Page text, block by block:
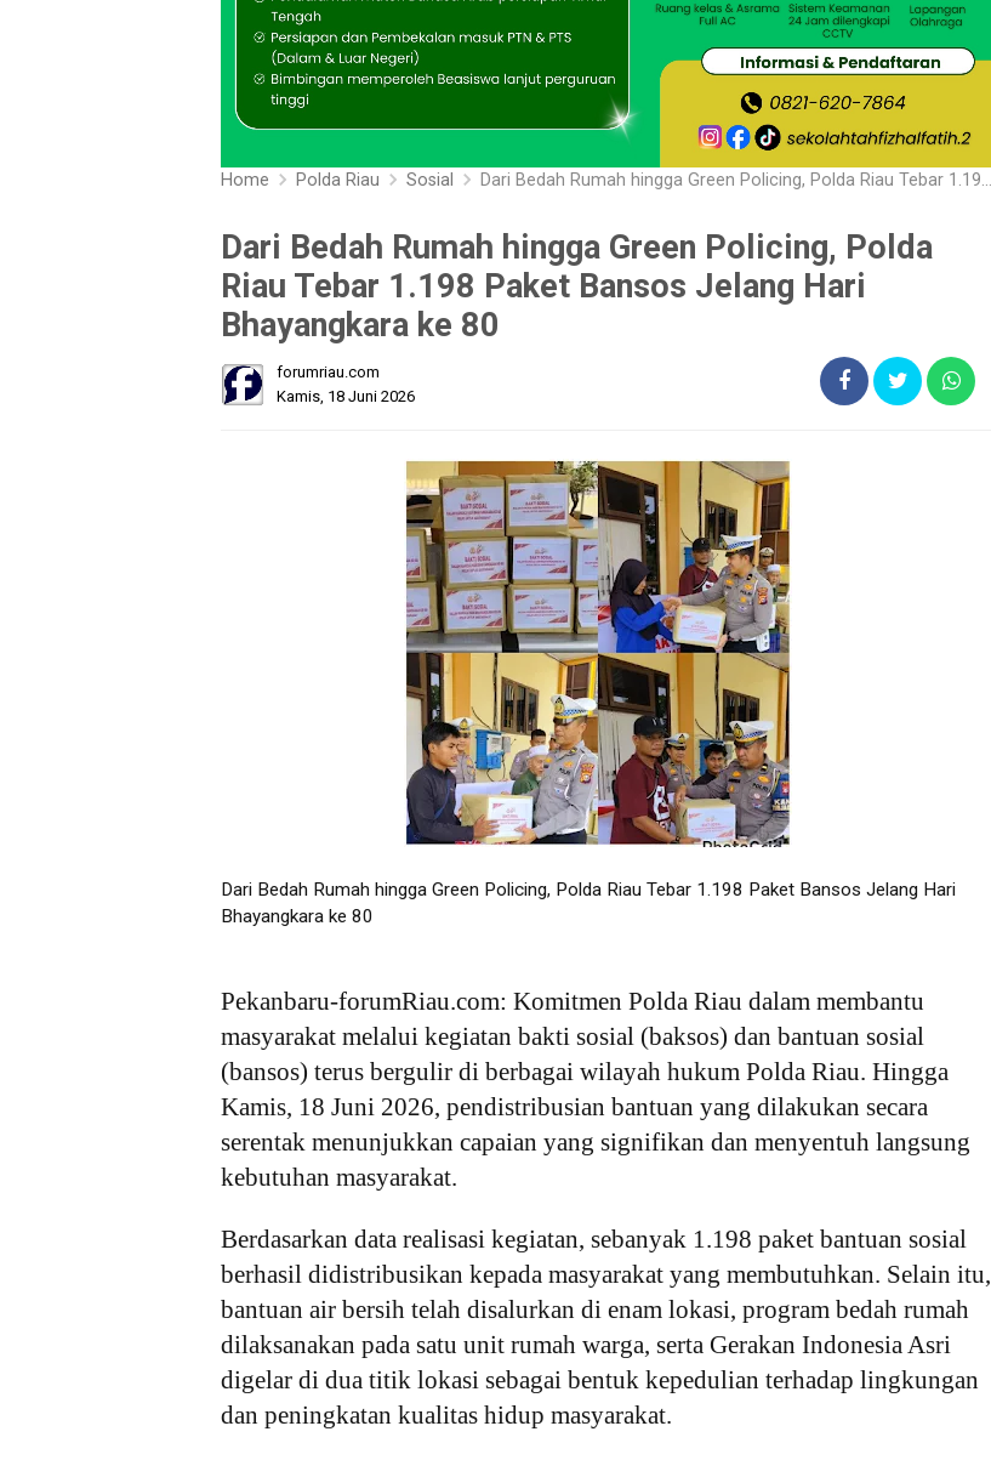
Home Polda Riau Sosial Dari Bedah Rumah hingga Green Policing, Polda Riau Tebar 1.198 Paket Bansos Jelang Hari Bhayangkara ke 80
Dari Bedah Rumah hingga Green Policing, Polda
Riau Tebar 1.198 Paket Bansos Jelang Hari
Bhayangkara ke 80
forumriau.com
Kamis, 18 Juni 2026
Dari Bedah Rumah hingga Green Policing, Polda Riau Tebar 1.198 Paket Bansos Jelang Hari
Bhayangkara ke 80
Pekanbaru-forumRiau.com: Komitmen Polda Riau dalam membantu
masyarakat melalui kegiatan bakti sosial (baksos) dan bantuan sosial
(bansos) terus bergulir di berbagai wilayah hukum Polda Riau. Hingga
Kamis, 18 Juni 2026, pendistribusian bantuan yang dilakukan secara
serentak menunjukkan capaian yang signifikan dan menyentuh langsung
kebutuhan masyarakat.
Berdasarkan data realisasi kegiatan, sebanyak 1.198 paket bantuan sosial
berhasil didistribusikan kepada masyarakat yang membutuhkan. Selain itu,
bantuan air bersih telah disalurkan di enam lokasi, program bedah rumah
dilaksanakan pada satu unit rumah warga, serta Gerakan Indonesia Asri
digelar di dua titik lokasi sebagai bentuk kepedulian terhadap lingkungan
dan peningkatan kualitas hidup masyarakat.